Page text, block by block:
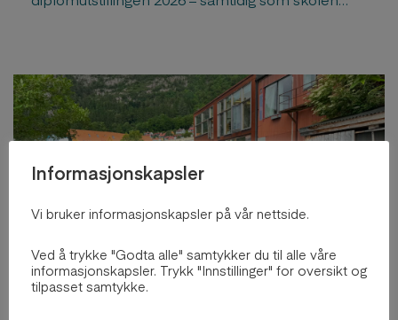
Informasjonskapsler
Vi bruker informasjonskapsler på vår nettside.
Ved å trykke "Godta alle" samtykker du til alle våre
informasjonskapsler. Trykk "Innstillinger" for oversikt og
tilpasset samtykke.